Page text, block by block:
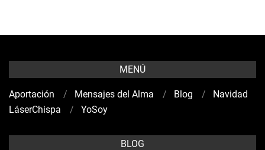
MENÚ
Aportación Mensajes del Alma Blog
Navidad
LáserChispa
YoSoy
BLOG